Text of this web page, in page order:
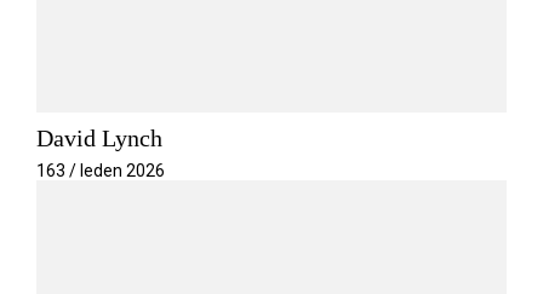
David Lynch
163 / leden 2026